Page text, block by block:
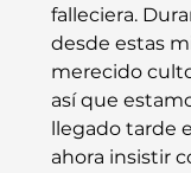
falleciera.
desde estas
merecido
así que
llegado tarde
ahora insistir